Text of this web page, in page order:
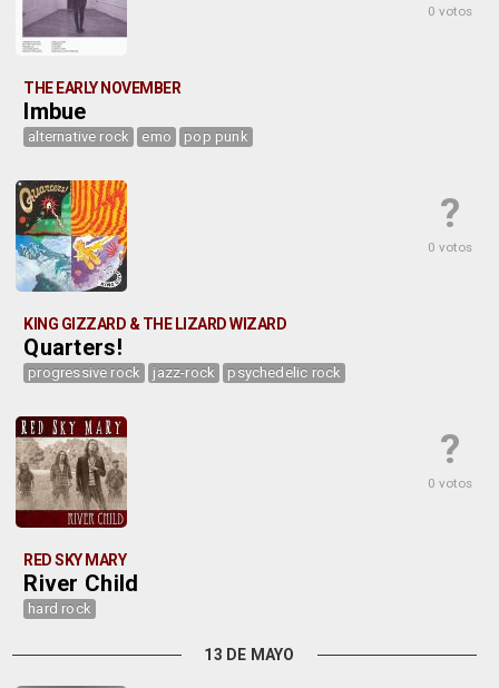
0 votos
THE EARLY NOVEMBER
Imbue
alternative rock emo pop punk
?
0 votos
KING GIZZARD & THE LIZARD WIZARD
Quarters!
progressive rock jazz-rock psychedelic rock
?
0 votos
RED SKY MARY
River Child
hard rock
13 DE MAYO